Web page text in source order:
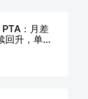
：月差
回升，单边